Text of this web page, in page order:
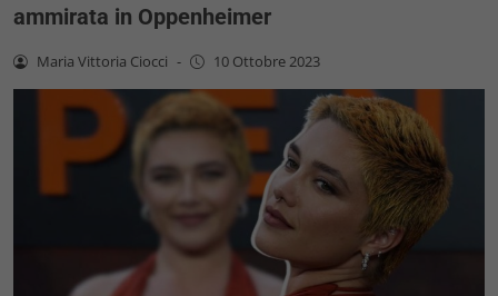
ammirata in Oppenheimer
Maria Vittoria Ciocci - 10 Ottobre 2023